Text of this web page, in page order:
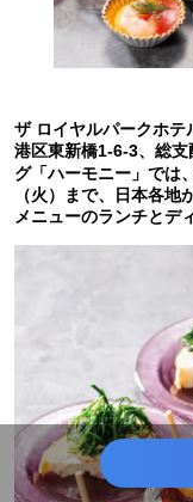
ザ ロイヤルパークホテ
港区東新橋1-6-3、総
グ「ハーモニー」では
（火）まで、日本各
メニューのランチとデ